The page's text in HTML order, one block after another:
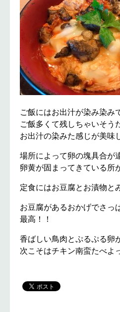
ご飯にはお出汁が染み染み
ご飯多くて残しちゃいそう
お出汁の染みた感じが美味
場所によって卵の塊具合が
卵黄が固まってきている所
定食にはお豆腐とお漬物と
お豆腐があるおかげでさっ
最高！！
香ばしい鳥肉とぷるぷる卵
次こそはチキン南蛮たべよ